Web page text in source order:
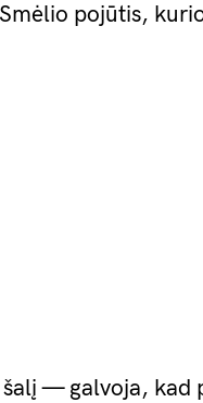
pojūtis,
— galvoja, kad